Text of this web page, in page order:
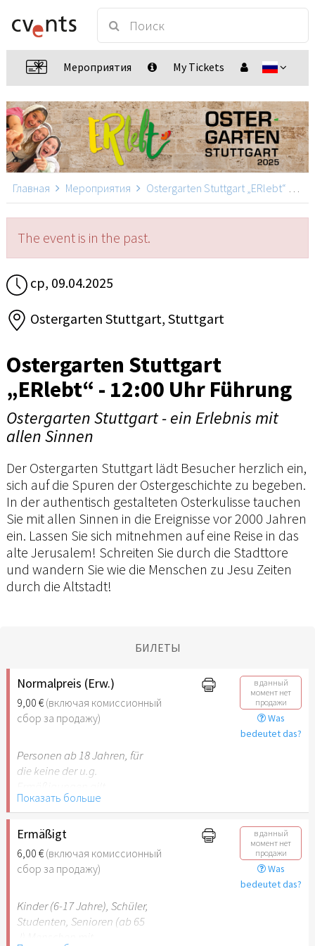
Мероприятия My Tickets
Главная Мероприятия Ostergarten Stuttgart „ERlebt“
The event is in the past.
ср, 09.04.2025
Ostergarten Stuttgart, Stuttgart
Ostergarten Stuttgart
„ERlebt“ - 12:00 Uhr Führung
Ostergarten Stuttgart - ein Erlebnis mit
allen Sinnen
Der Ostergarten Stuttgart lädt Besucher herzlich ein,
sich auf die Spuren der Ostergeschichte zu begeben.
In der authentisch gestalteten Osterkulisse tauchen
Sie mit allen Sinnen in die Ereignisse vor 2000 Jahren
ein. Lassen Sie sich mitnehmen auf eine Reise in das
alte Jerusalem! Schreiten Sie durch die Stadttore
und wandern Sie wie die Menschen zu Jesu Zeiten
durch die Altstadt!
БИЛЕТЫ
Normalpreis (Erw.)
9,00 €(включая комиссионный
сбор за продажу)
в данный
момент нет
продажи
Was
bedeutet das?
Personen ab 18 Jahren, für
die keine der u.g.
Показать больше
Ermäßigt
6,00 €(включая комиссионный
сбор за продажу)
в данный
момент нет
продажи
Was
bedeutet das?
Kinder (6-17 Jahre), Schüler,
Studenten, Senioren (ab 65